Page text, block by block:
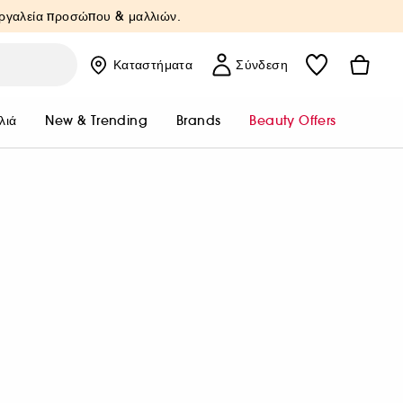
προσώπου & μαλλιών.
Καταστήματα Σύνδεση
New & Trending Brands Beauty Offers